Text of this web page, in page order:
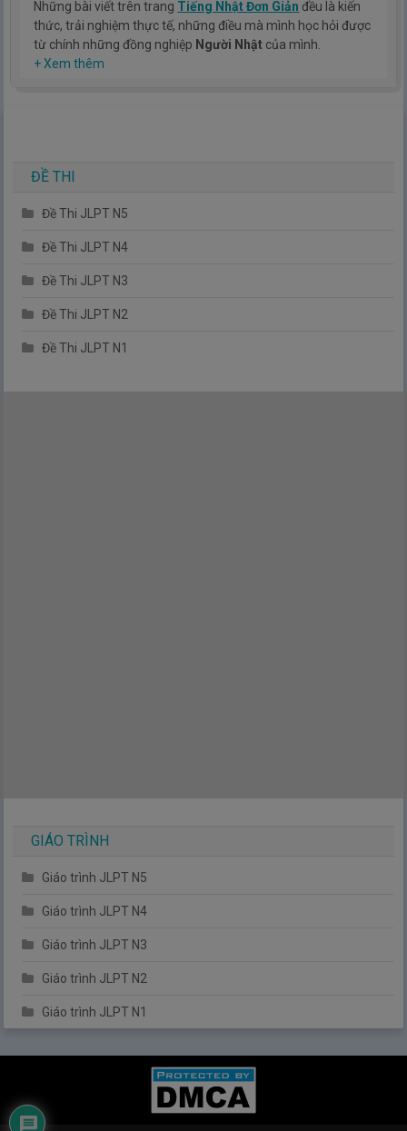
Những bài viết trên trang Tiếng Nhật Đơn Giản đều là kiến
thức, trải nghiệm thực tế, những điều mà mình học hỏi được
từ chính những đồng nghiệp Người Nhật của mình.
Hy vọng rằng kinh nghiệm mà mình có được sẽ giúp các bạn
+ Xem thêm
ĐỀ THI
Đề Thi JLPT N5
Đề Thi JLPT N4
Đề Thi JLPT N3
Đề Thi JLPT N2
Đề Thi JLPT N1
GIÁO TRÌNH
Giáo trình JLPT N5
Giáo trình JLPT N4
Giáo trình JLPT N3
Giáo trình JLPT N2
Giáo trình JLPT N1